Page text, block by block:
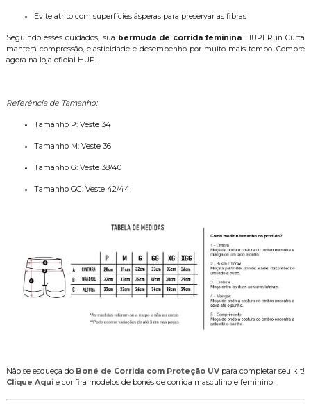
Evite atrito com superfícies ásperas para preservar as fibras
Seguindo esses cuidados, sua bermuda de corrida feminina HUPI Run Curta
manterá compressão, elasticidade e desempenho por muito mais tempo. Compre
agora na loja oficial HUPI.
Referência de Tamanho:
Tamanho P: Veste 34
Tamanho M: Veste 36
Tamanho G: Veste 38/40
Tamanho GG: Veste 42/44
Não se esqueça do Boné de Corrida com Proteção UV para completar seu kit!
Clique Aqui e confira modelos de bonés de corrida masculino e feminino!